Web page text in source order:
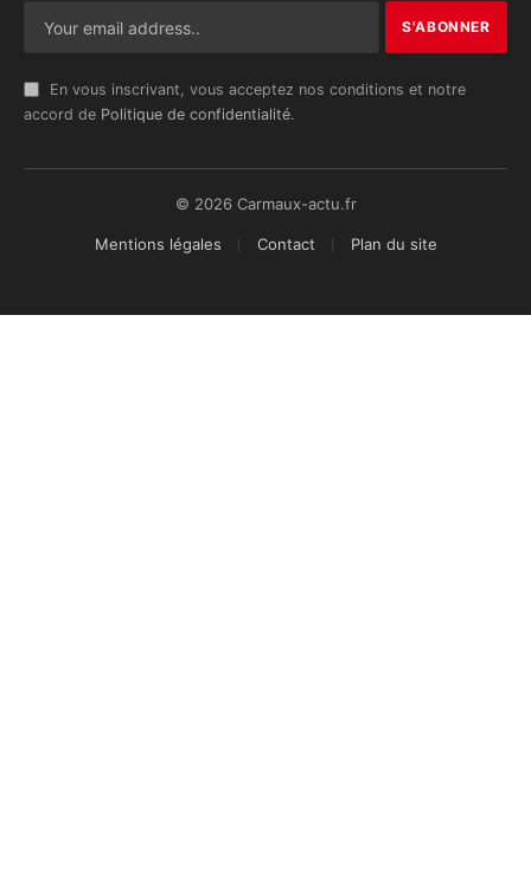
En vous inscrivant, vous acceptez nos conditions et notre
accord de Politique de confidentialité.
© 2026 Carmaux-actu.fr
Mentions légales Contact Plan du site